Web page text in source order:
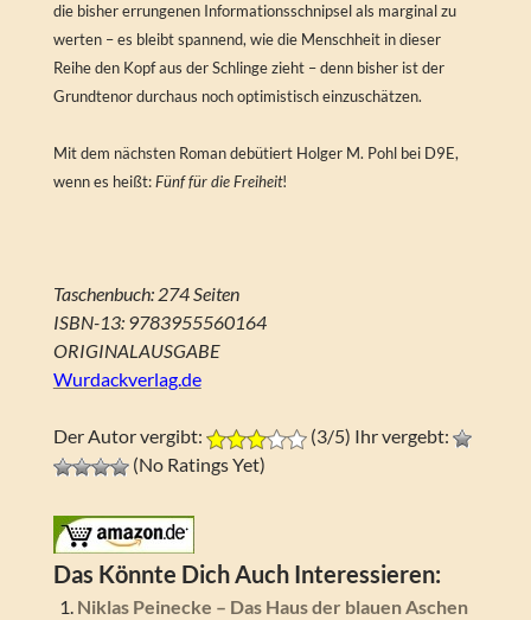
die bisher errungenen Informationsschnipsel als marginal zu
werten – es bleibt spannend, wie die Menschheit in dieser
Reihe den Kopf aus der Schlinge zieht – denn bisher ist der
Grundtenor durchaus noch optimistisch einzuschätzen.
Mit dem nächsten Roman debütiert Holger M. Pohl bei D9E,
wenn es heißt:Fünf für die Freiheit!
Taschenbuch: 274 Seiten
ISBN-13: 9783955560164
ORIGINALAUSGABE
Wurdackverlag.de
Der Autor vergibt:
(3/5) Ihr vergebt:
(No Ratings Yet)
Das Könnte Dich Auch Interessieren:
Niklas Peinecke – Das Haus der blauen Aschen